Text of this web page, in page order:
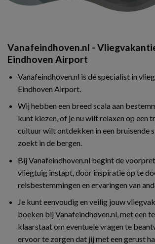
Vanafeindhoven.nl -
Eindhoven Airport
Vanafeindhoven.nl is dé specialist in
Eindhoven Airport.
Wij hebben een breed scala aan
kunt kiezen, of je nu wilt relaxen op een
cultuur wilt ontdekken in een bruisende
zoekt in de bergen.
Bij Vanafeindhoven.nl begint de
vliegtuig instapt, door inspiratie op te
reisbestemmingen en ervaringen van
Je kunt eenvoudig en veilig jouw
boeken bij Vanafeindhoven.nl, met een
klaarstaat om eventuele vragen te
ervoor te zorgen dat jij met een gerust